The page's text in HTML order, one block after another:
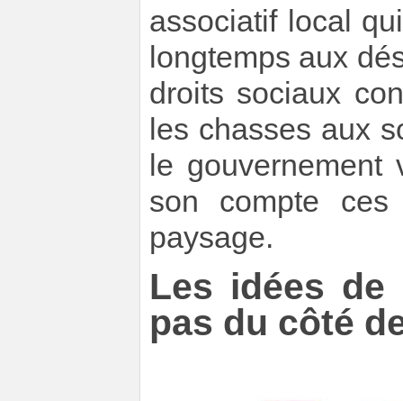
associatif local
longtemps aux
droits sociaux
les chasses aux
le
son compte
paysage.
Les idées de
pas du côté